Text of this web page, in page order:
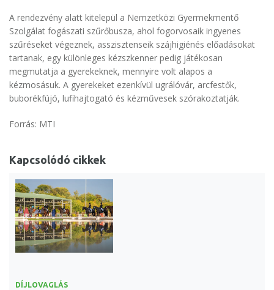
A rendezvény alatt kitelepül a Nemzetközi Gyermekmentő
Szolgálat fogászati szűrőbusza, ahol fogorvosaik ingyenes
szűréseket végeznek, asszisztenseik szájhigiénés előadásokat
tartanak, egy különleges kézszkenner pedig játékosan
megmutatja a gyerekeknek, mennyire volt alapos a
kézmosásuk. A gyerekeket ezenkívül ugrálóvár, arcfestők,
buborékfújó, lufihajtogató és kézművesek szórakoztatják.
Forrás: MTI
Kapcsolódó cikkek
DÍJLOVAGLÁS